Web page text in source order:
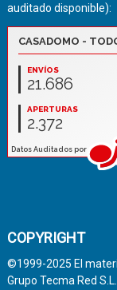
auditado disponible):
COPYRIGHT
©1999-2025 El
Grupo Tecma Red